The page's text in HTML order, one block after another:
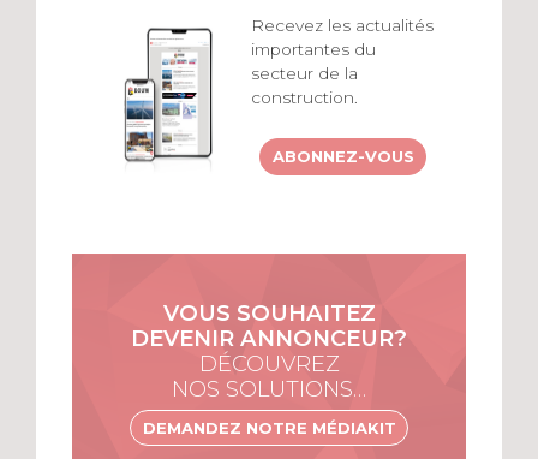
Recevez les actualités
importantes du
secteur de la
construction.
ABONNEZ-VOUS
VOUS SOUHAITEZ
DEVENIR ANNONCEUR?
DÉCOUVREZ
NOS SOLUTIONS…
DEMANDEZ NOTRE MÉDIAKIT